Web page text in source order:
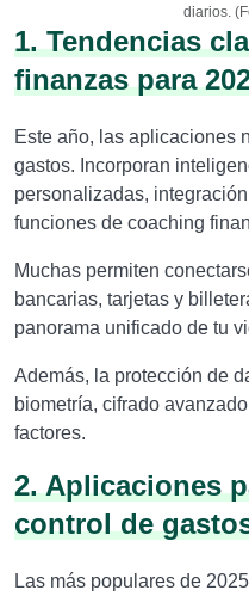
diarios.
1. Tendencias
finanzas para
Este año, las aplicaciones
gastos. Incorporan
personalizadas,
funciones de coaching
Muchas permiten
bancarias, tarjetas y
panorama unificado de tu
Además, la protección de
biometría, cifrado
factores.
2. Aplicaciones
control de
Las más populares de